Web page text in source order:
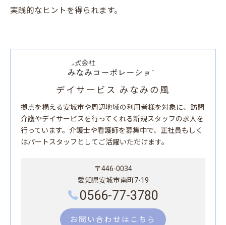
実践的なヒントを得られます。
デイサービス みなみの風
拠点を構える安城市や周辺地域の利用者様を対象に、訪問
介護やデイサービスを行ってくれる新規スタッフの求人を
行っています。介護士や看護師を募集中で、正社員もしく
はパートスタッフとしてご活躍いただけます。
〒446-0034
愛知県安城市南町7-19
0566-77-3780
お問い合わせはこちら